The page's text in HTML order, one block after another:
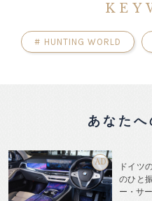
# HUNTING WORLD
あなた
AD
ドイツ
のひと
ー・サ